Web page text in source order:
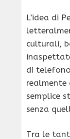
L’idea di
culturali,
di
realmente
semplice
senza
Tra le